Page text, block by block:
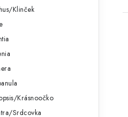
Klinček
Krásnoočko
Srdcovka